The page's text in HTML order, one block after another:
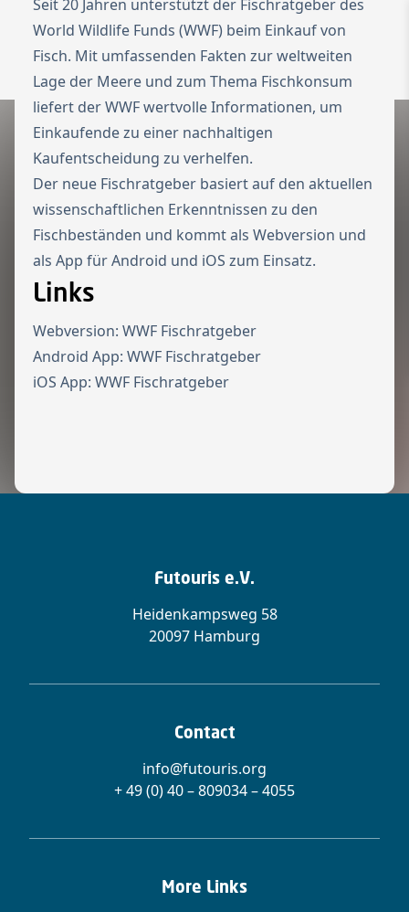
To the homepage
Wechseln zu
Seit 20 Jahren unterstützt der Fischratgeber des
World Wildlife Funds (WWF) beim Einkauf von
Fisch. Mit umfassenden Fakten zur weltweiten
Lage der Meere und zum Thema Fischkonsum
liefert der WWF wertvolle Informationen, um
Einkaufende zu einer nachhaltigen
Kaufentscheidung zu verhelfen.
Der neue Fischratgeber basiert auf den aktuellen
wissenschaftlichen Erkenntnissen zu den
Fischbeständen und kommt als Webversion und
als App für Android und iOS zum Einsatz.
Links
Webversion: WWF Fischratgeber
Android App: WWF Fischratgeber
iOS App: WWF Fischratgeber
Futouris e.V.
Heidenkampsweg 58
20097 Hamburg
Contact
info@futouris.org
+ 49 (0) 40 – 809034 – 4055
More Links